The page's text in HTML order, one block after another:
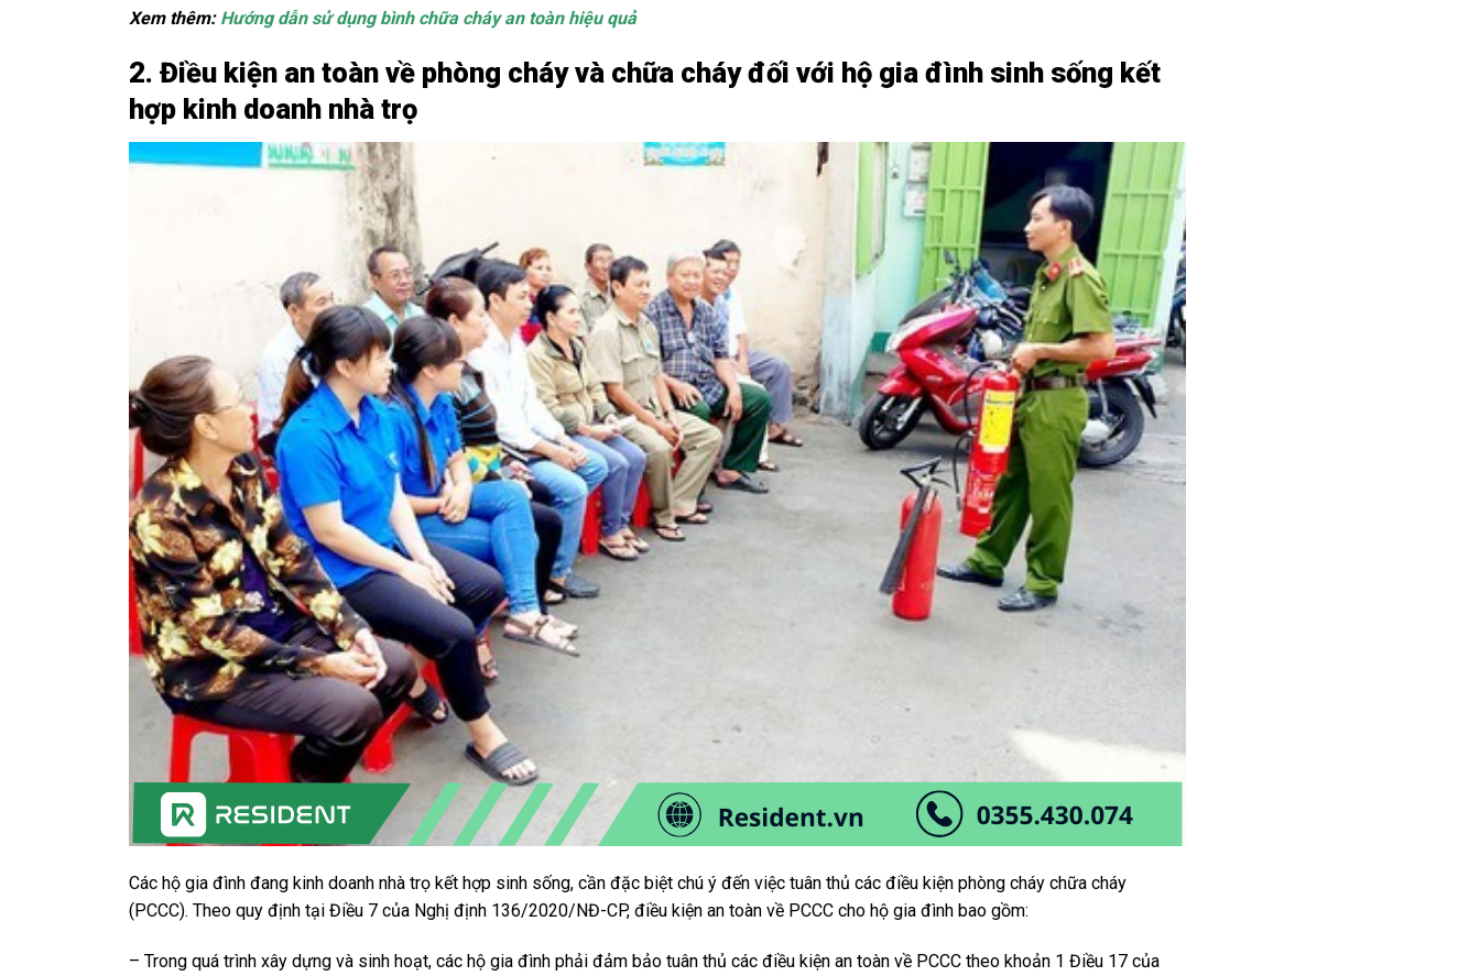
Xem thêm: Hướng dẫn sử dụng bình chữa cháy an toàn hiệu quả
2. Điều kiện an toàn về phòng cháy và chữa cháy đối với hộ gia đình sinh sống kết
hợp kinh doanh nhà trọ
Các hộ gia đình đang kinh doanh nhà trọ kết hợp sinh sống, cần đặc biệt chú ý đến việc tuân thủ các điều kiện phòng cháy chữa cháy
(PCCC). Theo quy định tại Điều 7 của Nghị định 136/2020/NĐ-CP, điều kiện an toàn về PCCC cho hộ gia đình bao gồm:
– Trong quá trình xây dựng và sinh hoạt, các hộ gia đình phải đảm bảo tuân thủ các điều kiện an toàn về PCCC theo khoản 1 Điều 17 của